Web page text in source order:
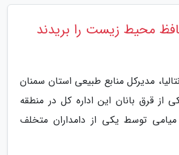
محیط زیست را بریدند
مدیرکل منابع طبیعی استان سمنان
قرق بانان این اداره کل در منطقه
توسط یکی از دامداران متخلف